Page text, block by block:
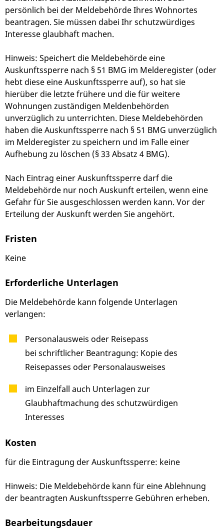
persönlich bei der Meldebehörde Ihres Wohnortes
beantragen. Sie müssen dabei Ihr schutzwürdiges
Interesse glaubhaft machen.
Hinweis: Speichert die Meldebehörde eine
Auskunftssperre nach § 51 BMG im Melderegister (oder
hebt diese eine Auskunftssperre auf), so hat sie
hierüber die letzte frühere und die für weitere
Wohnungen zuständigen Meldenbehörden
unverzüglich zu unterrichten. Diese Meldebehörden
haben die Auskunftssperre nach § 51 BMG unverzüglich
im Melderegister zu speichern und im Falle einer
Aufhebung zu löschen (§ 33 Absatz 4 BMG).
Nach Eintrag einer Auskunftssperre darf die
Meldebehörde nur noch Auskunft erteilen, wenn eine
Gefahr für Sie ausgeschlossen werden kann. Vor der
Erteilung der Auskunft werden Sie angehört.
Fristen
Keine
Erforderliche Unterlagen
Die Meldebehörde kann folgende Unterlagen
verlangen:
Personalausweis oder Reisepass
bei schriftlicher Beantragung: Kopie des
Reisepasses oder Personalausweises
im Einzelfall auch Unterlagen zur
Glaubhaftmachung des schutzwürdigen
Interesses
Kosten
für die Eintragung der Auskunftssperre: keine
Hinweis: Die Meldebehörde kann für eine Ablehnung
der beantragten Auskunftssperre Gebühren erheben.
Bearbeitungsdauer